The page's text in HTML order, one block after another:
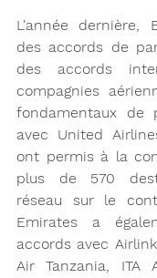
L'année dernière,
des accords de
des accords
compagnies
fondamentaux de
avec United
ont permis à la
plus de 570
réseau sur le
Emirates a
accords avec
Air Tanzania, ITA